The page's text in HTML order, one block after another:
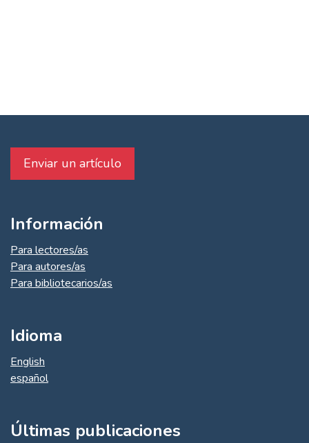
Enviar un artículo
Información
Para lectores/as
Para autores/as
Para bibliotecarios/as
Idioma
English
español
Últimas publicaciones